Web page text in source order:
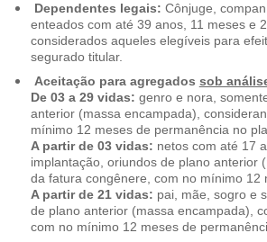
Dependentes legais: Cônjuge,
enteados com até 39 anos, 11 meses e
considerados aqueles elegíveis para
segurado titular.
Aceitação para agregados sob
De 03 a 29 vidas: genro e nora,
anterior (massa encampada),
mínimo 12 meses de permanência no
A partir de 03 vidas: netos com até 17
implantação, oriundos de plano anterior
da fatura congênere, com no mínimo
A partir de 21 vidas: pai, mãe, sogro e
de plano anterior (massa encampada),
com no mínimo 12 meses de